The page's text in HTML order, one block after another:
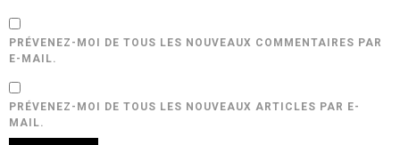
PRÉVENEZ-MOI DE TOUS LES NOUVEAUX COMMENTAIRES PAR
E-MAIL.
PRÉVENEZ-MOI DE TOUS LES NOUVEAUX ARTICLES PAR E-
MAIL.